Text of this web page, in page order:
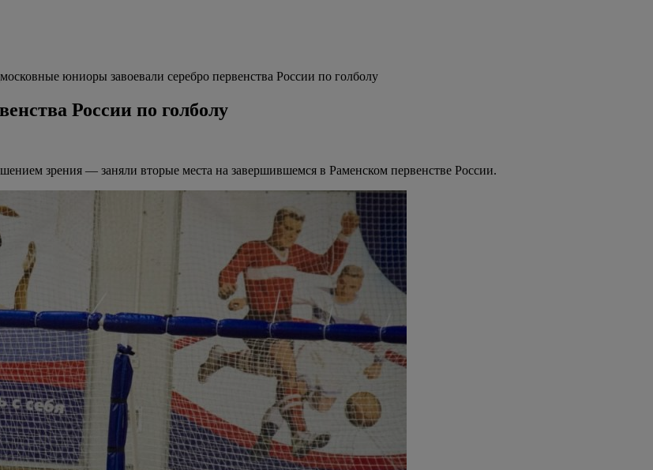
юниоры завоевали серебро первенства России по голболу
России по голболу
зрения — заняли вторые места на завершившемся в Раменском первенстве России.